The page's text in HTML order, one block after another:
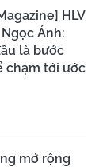
HLV
Ánh:
là bước
chạm tới ước
mở rộng